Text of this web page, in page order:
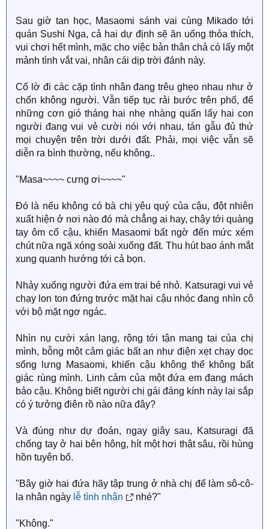
Sau giờ tan học, Masaomi sánh vai cùng Mikado tới
quán Sushi Nga, cả hai dự định sẽ ăn uống thỏa thích,
vui chơi hết mình, mặc cho việc bản thân chả có lấy một
mảnh tình vắt vai, nhân cái dịp trời đánh này.
Cố lờ đi các cặp tình nhân đang trêu ghẹo nhau như ở
chốn không người. Vẫn tiếp tục rải bước trên phố, để
những cơn gió tháng hai nhẹ nhàng quấn lấy hai con
người đang vui vẻ cười nói với nhau, tán gẫu đủ thứ
mọi chuyện trên trời dưới đất. Phải, mọi việc vẫn sẽ
diễn ra bình thường, nếu không..
"Masa~~~~ cưng ơi~~~~"
Đó là nếu không có bà chị yêu quý của cậu, đột nhiên
xuất hiện ở nơi nào đó mà chẳng ai hay, chậy tới quàng
tay ôm cổ cậu, khiến Masaomi bất ngờ đến mức xém
chút nữa ngã xóng soài xuống đất. Thu hút bao ánh mắt
xung quanh hướng tới cả bọn.
Nhảy xuống người đứa em trai bé nhỏ. Katsuragi vui vẻ
chạy lon ton đứng trước mặt hai cậu nhóc đang nhìn cô
với bộ mặt ngơ ngác.
Nhìn nụ cười xán lạng, rộng tới tận mang tai của chị
mình, bỗng một cảm giác bất an như điện xẹt chạy dọc
sống lưng Masaomi, khiến cậu không thể không bất
giác rùng mình. Linh cảm của một đứa em đang mách
bảo cậu. Không biết người chị gái đáng kính này lại sắp
có ý tưởng điên rồ nào nữa đây?
Và đúng như dự đoán, ngay giây sau, Katsuragi đã
chống tay ở hai bên hông, hít một hơi thật sâu, rồi hùng
hồn tuyên bố.
"Bây giờ hai đứa hãy tập trung ở nhà chị để làm sô-cô-
la nhân ngày lễ tình nhân nhé?"
"Không."